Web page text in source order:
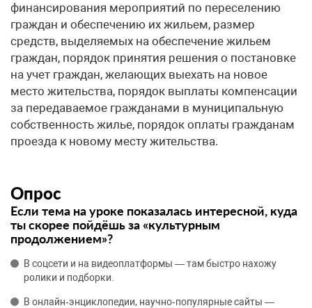
финансирования мероприятий по переселению
граждан и обеспечению их жильем, размер
средств, выделяемых на обеспечение жильем
граждан, порядок принятия решения о постановке
на учет граждан, желающих выехать на новое
место жительства, порядок выплаты компенсации
за передаваемое гражданами в муниципальную
собственность жилье, порядок оплаты гражданам
проезда к новому месту жительства.
Опрос
Если тема на уроке показалась интересной, куда
ты скорее пойдёшь за «культурным
продолжением»?
В соцсети и на видеоплатформы — там быстро нахожу
ролики и подборки.
В онлайн‑энциклопедии, научно‑популярные сайты —